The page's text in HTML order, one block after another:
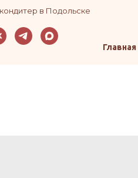
в Подольске
Главная